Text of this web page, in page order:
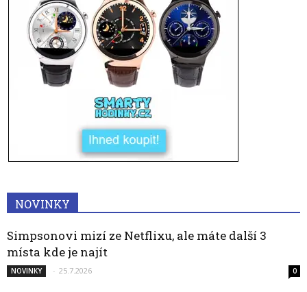
NOVINKY
Simpsonovi mizí ze Netflixu, ale máte další 3
místa kde je najít
NOVINKY - 25.7.2026 0